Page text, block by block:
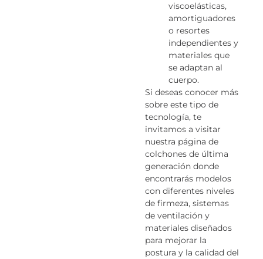
viscoelásticas,
amortiguadores
o resortes
independientes y
materiales que
se adaptan al
cuerpo.
Si deseas conocer más
sobre este tipo de
tecnología, te
invitamos a visitar
nuestra página de
colchones de última
generación donde
encontrarás modelos
con diferentes niveles
de firmeza, sistemas
de ventilación y
materiales diseñados
para mejorar la
postura y la calidad del